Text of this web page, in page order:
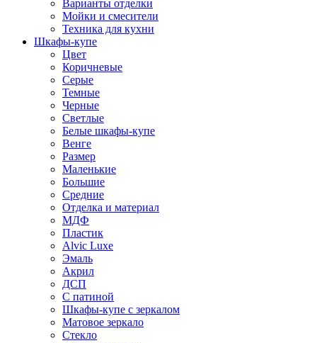
Варианты отделки
Мойки и смесители
Техника для кухни
Шкафы-купе
Цвет
Коричневые
Серые
Темные
Черные
Светлые
Белые шкафы-купе
Венге
Размер
Маленькие
Большие
Средние
Отделка и материал
МДФ
Пластик
Alvic Luxe
Эмаль
Акрил
ДСП
С патиной
Шкафы-купе с зеркалом
Матовое зеркало
Стекло